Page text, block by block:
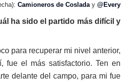
Camioneros de Cosladay @Every
ha sido el partido más difícil y
para recuperar mi nivel anterior,
fue el más satisfactorio. Ten en
delante del campo, para mi fue